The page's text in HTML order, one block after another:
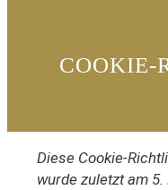
COOKIE-
Diese Cookie-
wurde zuletzt am 5.